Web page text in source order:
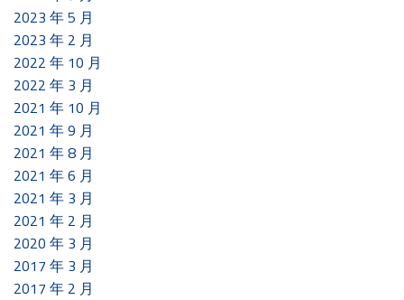
2023 年 5 月
2023 年 2 月
2022 年 10 月
2022 年 3 月
2021 年 10 月
2021 年 9 月
2021 年 8 月
2021 年 6 月
2021 年 3 月
2021 年 2 月
2020 年 3 月
2017 年 3 月
2017 年 2 月